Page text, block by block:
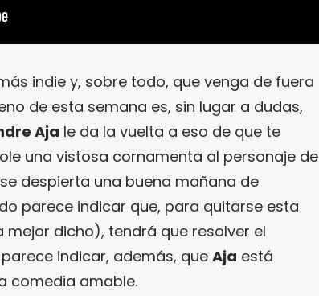
indie y, sobre todo, que venga de fuera
de esta semana es, sin lugar a dudas,
Aja le da la vuelta a eso de que te
una vistosa cornamenta al personaje de
despierta una buena mañana de
parece indicar que, para quitarse esta
dicho), tendrá que resolver el
indicar, además, que Aja está
comedia amable.